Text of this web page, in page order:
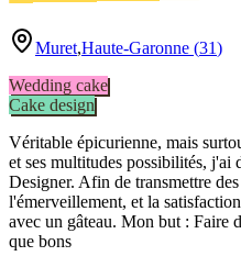
Muret,Haute-Garonne (31)
Wedding cake
Cake design
Véritable épicurienne, mais
et ses multitudes possibilités, j'ai
Designer. Afin de transmettre
l'émerveillement, et la
avec un gâteau. Mon but : Faire
que bons